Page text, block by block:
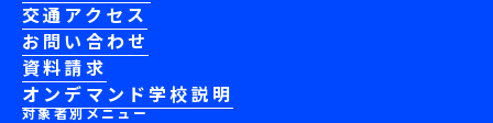
交通アクセス
お問い合わせ
資料請求
オンデマンド学校説明
対象者別メニュー